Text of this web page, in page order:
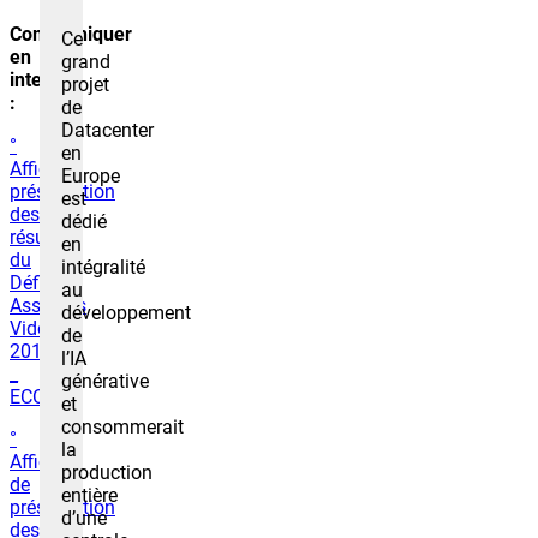
Communiquer
en
interne
:
°
Affiche
présentation
des
résultats
du
Défi
Assiettes
Vides
2019
ECOLE
°
Affiche
de
présentation
des
Ce
grand
projet
de
Datacenter
en
Europe
est
dédié
en
intégralité
au
développement
de
l’IA
générative
et
consommerait
la
production
entière
d’une